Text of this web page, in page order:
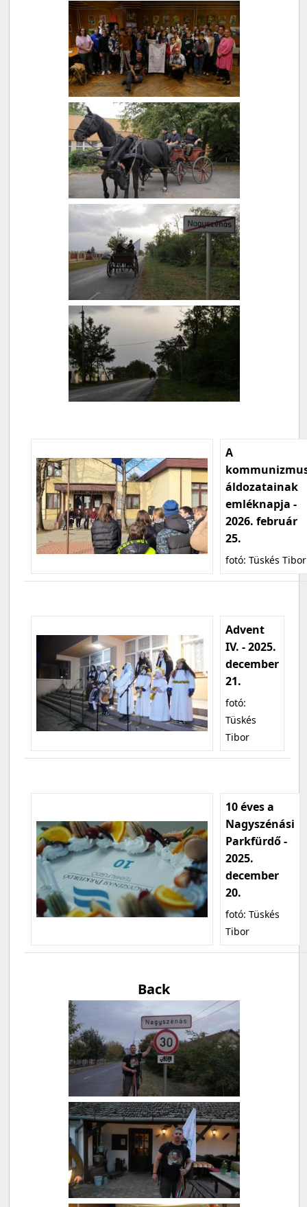
A
áldozatainak
emléknapja -
2026. február
25.
fotó: Tüskés Tibor
Advent
IV. - 2025.
december
21.
fotó:
Tüskés
Tibor
10 éves a
Nagyszénási
Parkfürdő -
2025.
december
20.
fotó: Tüskés
Tibor
Back